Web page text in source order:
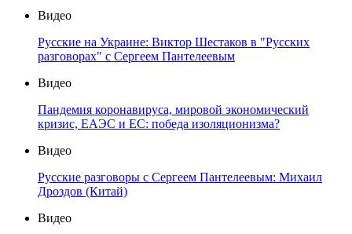
Видео
Русские на Украине: Виктор Шестаков в "Русских
разговорах" с Сергеем Пантелеевым
Видео
Пандемия коронавируса, мировой экономический
кризис, ЕАЭС и ЕС: победа изоляционизма?
Видео
Русские разговоры с Сергеем Пантелеевым: Михаил
Дроздов (Китай)
Видео